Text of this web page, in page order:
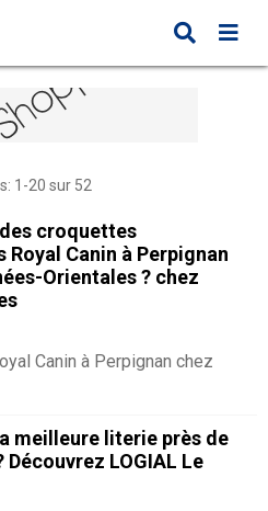
1-20 sur 52
croquettes
Royal Canin à Perpignan
Orientales ? chez
Canin à Perpignan chez
meilleure literie près de
Découvrez LOGIAL Le